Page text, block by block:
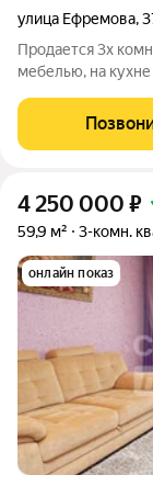
улица Ефремова,
Продается 3х
мебелью, на
поликлиники,
Молодежный. Один
4 250 000 ₽
59,9 м² 3-комн.
онлайн показ